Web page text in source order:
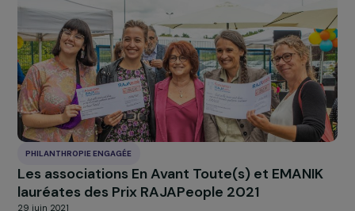
PHILANTHROPIE ENGAGÉE
La Fondation RAJA-Danièle Marcovici
50 000€ de première aide d’urgence
consacrée à l’Ukraine
8 mars 2022